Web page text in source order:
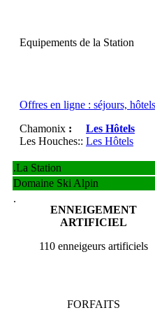
Equipements de la Station
Offres en ligne : séjours,
Chamonix : Les Hôtels
Les Houches:: Les Hôtels
.La Station
Domaine Ski Alpin
.
ENNEIGEMENT
ARTIFICIEL
110 enneigeurs artificiels
FORFAITS